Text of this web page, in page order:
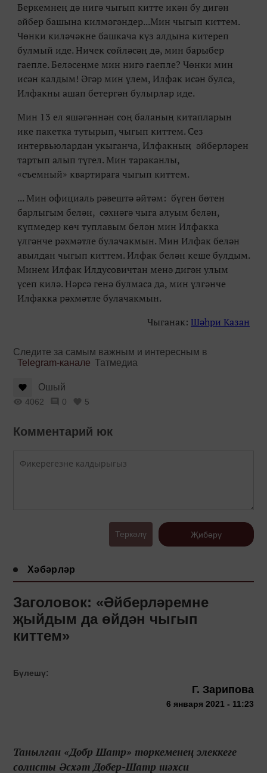
Беркемнең дә нигә чыгып китте икән бу дигән
әйбер башына килмәгәндер...Мин чыгып киттем.
Чөнки киләчәкне башкача күз алдына китереп
булмый иде. Ничек сөйләсәң дә, мин барыбер
гаепле. Беләсеңме мин нигә гаепле? Чөнки мин
исән калдым! Әгәр мин үлем, Илфак исән булса,
Илфакны ашап бетергән булырлар иде.
Мин 13 ел яшәгәннән соң баланың китапларын
ике пакетка тутырып, чыгып киттем. Сез
интервьюлардан укыганча, Илфакның әйберләрен
тартып алып түгел. Мин тараканлы,
«съемный» квартирага чыгып киттем.
... Мин официаль рәвештә әйтәм: бүген бөтен
барлыгым белән, сәхнәгә чыга алуым белән,
күпмедер көч туплавым белән мин Илфакка
үлгәнче рәхмәтле булачакмын. Мин Илфак белән
авылдан чыгып киттем. Илфак белән кеше булдым.
Минем Илфак Илдусовичтан менә дигән улым
үсеп килә. Нәрсә генә булмаса да, мин үлгәнче
Илфакка рәхмәтле булачакмын.
Чыганак: Шәһри Казан
Следите за самым важным и интересным в
Telegram-канале Татмедиа
Ошый
4062 0 5
Комментарий юк
Теркәлү Җибәрү
Хәбәрләр
Заголовок: «Әйберләремне
җыйдым да өйдән чыгып
киттем»
Бүлешү:
Г. Зарипова
6 января 2021 - 11:23
Танылган «Дөбр Шатр» төркеменең элеккеге
солисты Әсхәт Дөбер-Шатр шәхси